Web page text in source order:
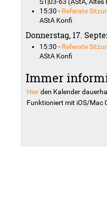
15:30 - Referate
AStA Konfi
Donnerstag, 17.
15:30 - Referate
AStA Konfi
Immer
Hierden Kalender
Funktioniert mit iOS/Mac